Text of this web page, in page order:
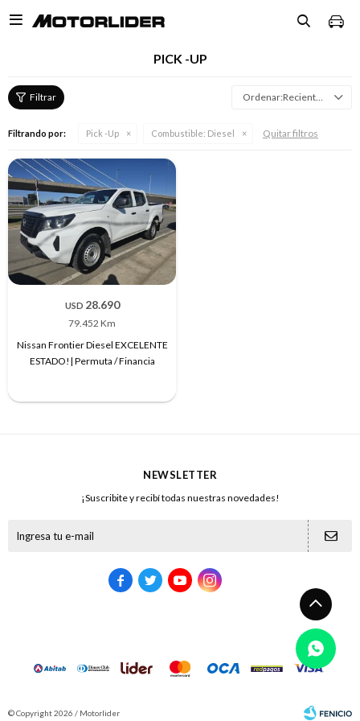

PICK -UP
Recientes
Filtrando por: Pick -Up Combustible: Diesel Quitar filtros
USD 28.690
79.452 Km
Nissan Frontier Diesel EXCELENTE
ESTADO!| Permuta / Financia
NEWSLETTER
¡Suscribite y recibí todas nuestras novedades!
   
© Copyright 2026 / Motorlider